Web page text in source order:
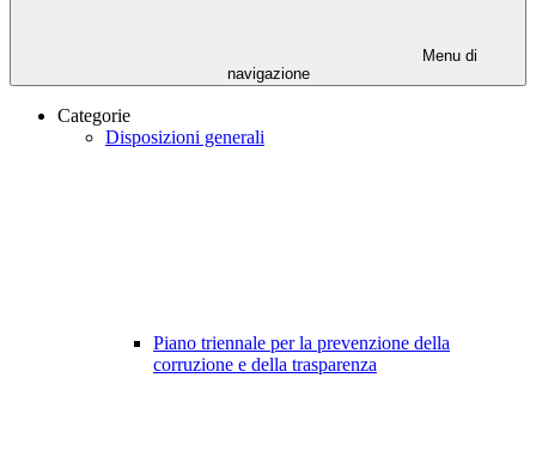
Menu di
navigazione
Categorie
Disposizioni generali
Piano triennale per la prevenzione della
corruzione e della trasparenza